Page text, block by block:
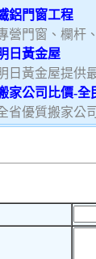
鋁門窗工程
營門窗、欄杆
日黃金屋
日黃金屋提供
家公司比價-全
省優質搬家公